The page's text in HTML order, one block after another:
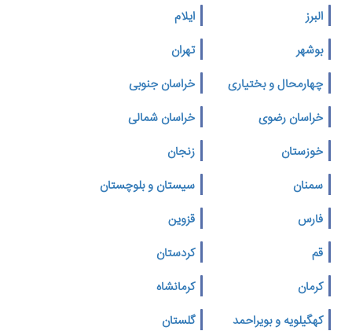
البرز
ایلام
بوشهر
تهران
چهارمحال و بختیاری
خراسان جنوبی
خراسان رضوی
خراسان شمالی
خوزستان
زنجان
سمنان
سیستان و بلوچستان
فارس
قزوین
قم
کردستان
کرمان
کرمانشاه
کهگیلویه و بویراحمد
گلستان